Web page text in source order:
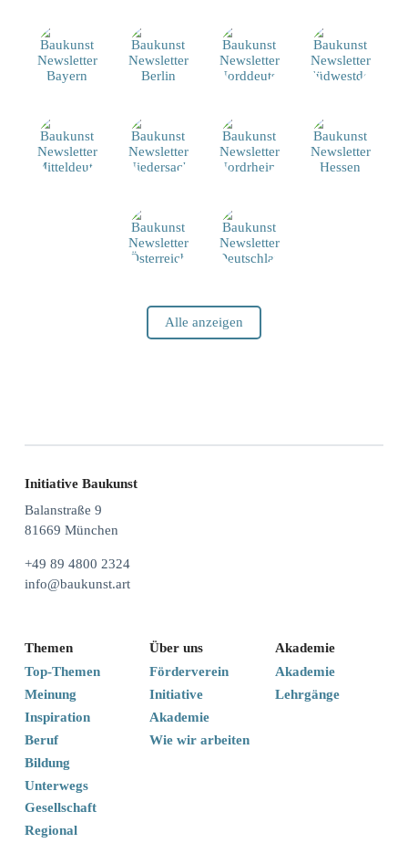
Alle anzeigen
Initiative Baukunst
Balanstraße 9
81669 München
+49 89 4800 2324
info@baukunst.art
Themen
Top-Themen
Meinung
Inspiration
Beruf
Bildung
Unterwegs
Gesellschaft
Regional
Akademie
Akademie
Lehrgänge
Über uns
Förderverein
Initiative
Akademie
Wie wir arbeiten